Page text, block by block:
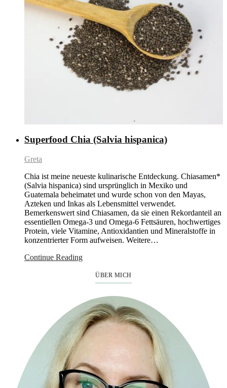
Superfood Chia (Salvia hispanica)
Greta
Chia ist meine neueste kulinarische Entdeckung. Chiasamen*
(Salvia hispanica) sind ursprünglich in Mexiko und
Guatemala beheimatet und wurde schon von den Mayas,
Azteken und Inkas als Lebensmittel verwendet.
Bemerkenswert sind Chiasamen, da sie einen Rekordanteil an
essentiellen Omega-3 und Omega-6 Fettsäuren, hochwertiges
Protein, viele Vitamine, Antioxidantien und Mineralstoffe in
konzentrierter Form aufweisen. Weitere…
Continue Reading
ÜBER MICH